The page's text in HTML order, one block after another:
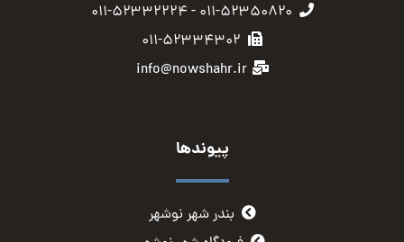
۰۱۱-۵۲۳۵۰۸۲۰ - ۰۱۱-۵۲۳۳۲۲۲۴
۰۱۱-۵۲۳۳۴۳۰۲
info@nowshahr.ir
پیوندها
بندر شهر نوشهر